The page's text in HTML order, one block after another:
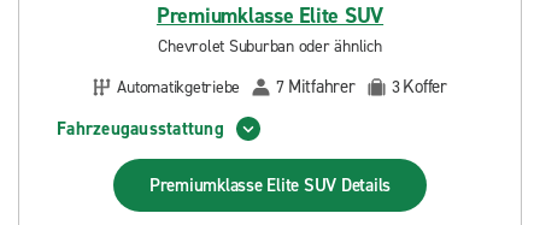
Premiumklasse Elite SUV
Chevrolet Suburban oder ähnlich
Automatikgetriebe
7 Mitfahrer 3Koffer
Fahrzeugausstattung
Premiumklasse Elite SUV Details